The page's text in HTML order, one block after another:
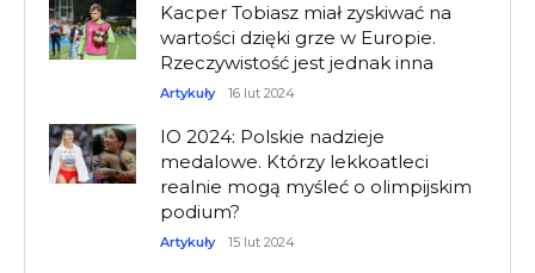
Kacper Tobiasz miał zyskiwać na
wartości dzięki grze w Europie.
Rzeczywistość jest jednak inna
Artykuły 16 lut 2024
IO 2024: Polskie nadzieje
medalowe. Którzy lekkoatleci
realnie mogą myśleć o olimpijskim
podium?
Artykuły 15 lut 2024